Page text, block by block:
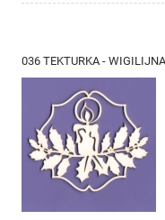
036 TEKTURKA -